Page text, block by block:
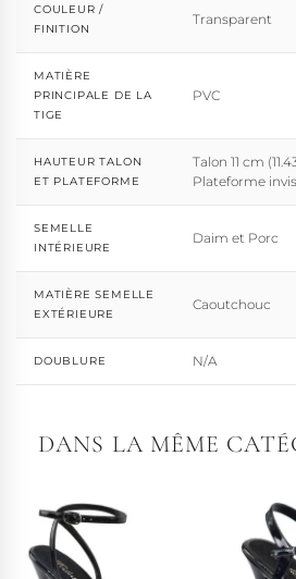
COULEUR /
FINITION
Transparent
MATIÈRE
PRINCIPALE DE LA
TIGE
PVC
HAUTEUR TALON
ET PLATEFORME
Talon 11 cm
Plateforme
SEMELLE
INTÉRIEURE
Daim et Porc
MATIÈRE SEMELLE
EXTÉRIEURE
Caoutchouc
DOUBLURE N/A
DANS LA MÊME